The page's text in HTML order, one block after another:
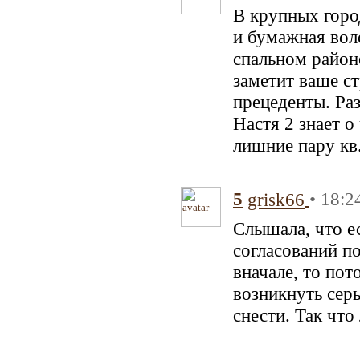
В крупных
и бумажная
спальном
заметит ваше
прецеденты.
Настя 2 знает
лишние пару
5 grisk66 •
Слышала, что
согласований
вначале, то
возникнуть
снести. Так